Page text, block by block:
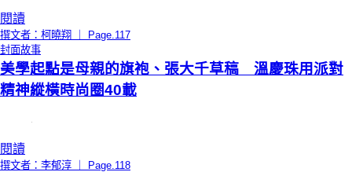
閱讀
撰文者：柯曉翔 ｜ Page.117
封面故事
美學起點是母親的旗袍、張大千草稿 溫慶珠用派對
精神縱橫時尚圈40載
閱讀
撰文者：李郁淳 ｜ Page.118